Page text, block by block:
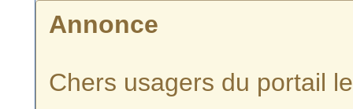
Annonce
Chers usagers du portail